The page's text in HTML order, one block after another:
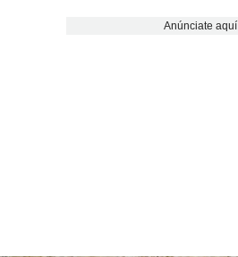
Anúnciate aquí